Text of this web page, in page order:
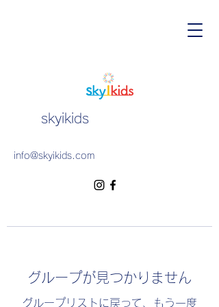
skyikids
info@skyikids.com
グループが見つかりません
グループリストに戻って、もう一度